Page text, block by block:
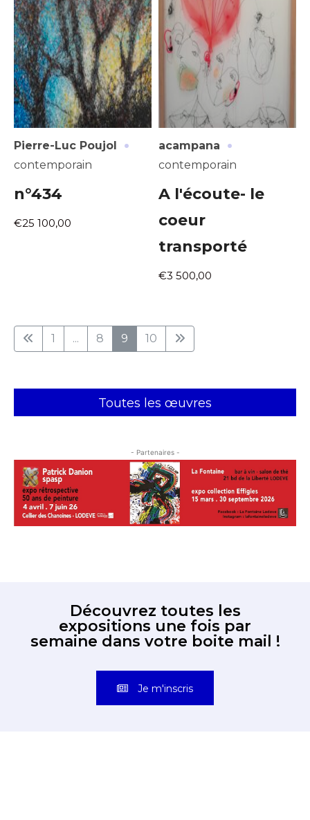
Pierre-Luc Poujol ·
contemporain
n°434
€25 100,00
acampana ·
contemporain
A l'écoute- le
coeur
transporté
€3 500,00
1 ... 8 9 10
Toutes les œuvres
- Partenaires -
semaine dans votre boite mail !